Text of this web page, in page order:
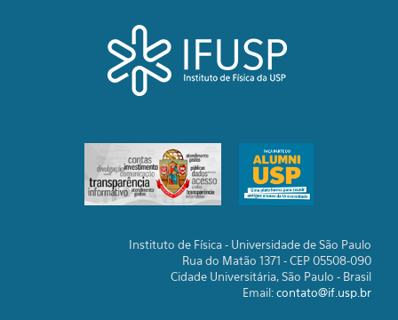
Instituto de Física - Universidade de São Paulo
Rua do Matão 1371 - CEP 05508-090
Cidade Universitária, São Paulo - Brasil
Email:contato@if.usp.br